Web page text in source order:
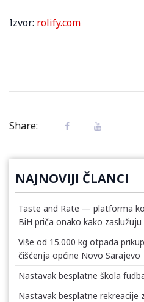
Izvor: rolify.com
Share:
NAJNOVIJI ČLANCI
Taste and Rate — platforma
BiH priča onako kako zaslužuju
Više od 15.000 kg otpada
čišćenja općine Novo Sarajevo
Nastavak besplatne škola
Nastavak besplatne rekreacije